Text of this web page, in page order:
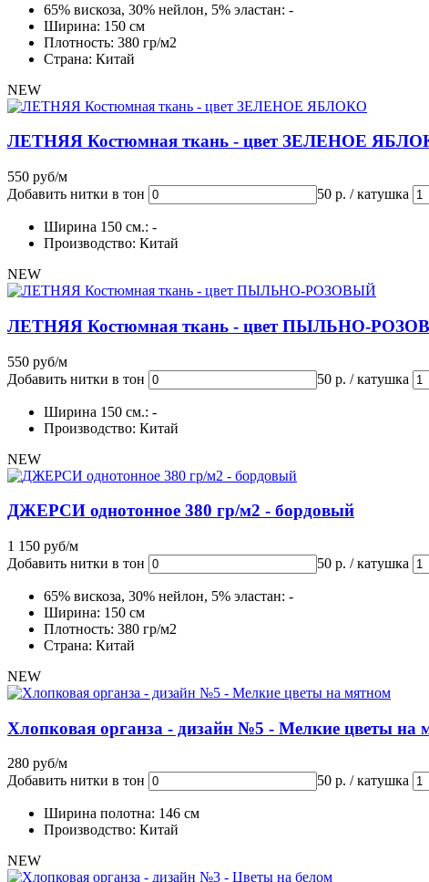
65% вискоза, 30% нейлон, 5% эластан: -
Ширина: 150 см
Плотность: 380 гр/м2
Страна: Китай
NEW
ЛЕТНЯЯ Костюмная ткань - цвет ЗЕЛЕНОЕ
550 руб/м
Добавить нитки в тон
50 р. / катушка
Ширина 150 см.: -
Производство: Китай
NEW
ЛЕТНЯЯ Костюмная ткань - цвет ПЫЛЬНО-
550 руб/м
Добавить нитки в тон
50 р. / катушка
Ширина 150 см.: -
Производство: Китай
NEW
ДЖЕРСИ однотонное 380 гр/м2 - бордовый
1 150 руб/м
Добавить нитки в тон
50 р. / катушка
65% вискоза, 30% нейлон, 5% эластан: -
Ширина: 150 см
Плотность: 380 гр/м2
Страна: Китай
NEW
Хлопковая органза - дизайн №5 - Мелкие цветы на
280 руб/м
Добавить нитки в тон
50 р. / катушка
Ширина полотна: 146 см
Производство: Китай
NEW